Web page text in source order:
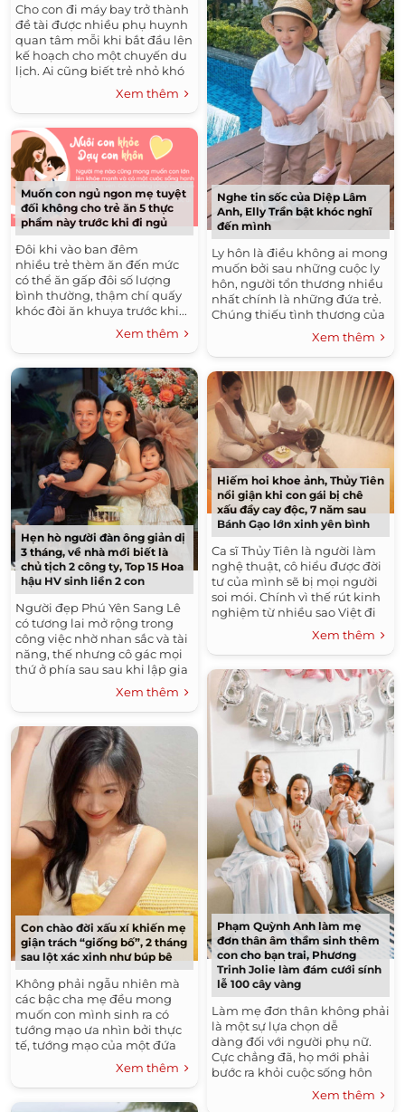
Cho con đi máy bay trở thành
đề tài được nhiều phụ huynh
quan tâm mỗi khi bắt đầu lên
kế hoạch cho một chuyến du
lịch. Ai cũng biết trẻ nhỏ khó
thích nghi với môi trường
Xem thêm
Muốn con ngủ ngon mẹ tuyệt
đối không cho trẻ ăn 5 thực
phẩm này trước khi đi ngủ
Đôi khi vào ban đêm
nhiều trẻ thèm ăn đến mức
có thể ăn gấp đôi số lượng
bình thường, thậm chí quấy
khóc đòi ăn khuya trước khi...
Xem thêm
Hẹn hò người đàn ông giản dị
3 tháng, về nhà mới biết là
chủ tịch 2 công ty, Top 15 Hoa
hậu HV sinh liền 2 con
Người đẹp Phú Yên Sang Lê
có tương lai mở rộng trong
công việc nhờ nhan sắc và tài
năng, thế nhưng cô gác mọi
thứ ở phía sau sau khi lập gia
đình sớm và làm mẹ 2 con khi
Xem thêm
Con chào đời xấu xí khiến mẹ
giận trách “giống bố”, 2 tháng
sau lột xác xinh như búp bê
Không phải ngẫu nhiên mà
các bậc cha mẹ đều mong
muốn con mình sinh ra có
tướng mạo ưa nhìn bởi thực
tế, tướng mạo của một đứa
trẻ có thể thay đổi vận mệnh
trong tương lai của chúng....
Xem thêm
Nghe tin sốc của Diệp Lâm
Anh, Elly Trần bật khóc nghĩ
đến mình
Ly hôn là điều không ai mong
muốn bởi sau những cuộc ly
hôn, người tổn thương nhiều
nhất chính là những đứa trẻ.
Chúng thiếu tình thương của
bố mẹ, có bố không có mẹ, có
Xem thêm
Hiếm hoi khoe ảnh, Thủy Tiên
nổi giận khi con gái bị chê
xấu đầy cay độc, 7 năm sau
Bánh Gạo lớn xinh yên bình
Ca sĩ Thủy Tiên là người làm
nghệ thuật, cô hiểu được đời
tư của mình sẽ bị mọi người
soi mói. Chính vì thế rút kinh
nghiệm từ nhiều sao Việt đi
trước, Thủy Tiên - Công Vinh
Xem thêm
Phạm Quỳnh Anh làm mẹ
đơn thân âm thầm sinh thêm
con cho bạn trai, Phương
Trinh Jolie làm đám cưới sính
lễ 100 cây vàng
Làm mẹ đơn thân không phải
là một sự lựa chọn dễ
dàng đối với người phụ nữ.
Cực chẳng đã, họ mới phải
bước ra khỏi cuộc sống hôn
nhân, quyết tâm nuôi dạy con
một mình mà không...
Xem thêm